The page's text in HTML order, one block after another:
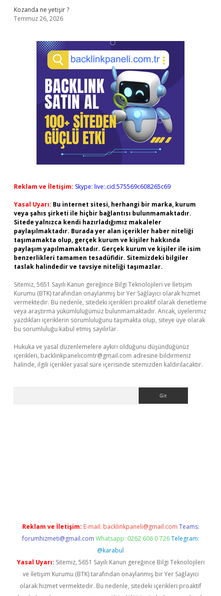
Kozanda ne yetişir ?
Temmuz 26, 2026
Reklam ve İletişim: Skype: live:.cid.575569c608265c69
Yasal Uyarı: Bu internet sitesi, herhangi bir marka, kurum
veya şahıs şirketi ile hiçbir bağlantısı bulunmamaktadır.
Sitede yalnızca kendi hazırladığımız makaleler
paylaşılmaktadır. Burada yer alan içerikler haber niteliği
taşımamakta olup, gerçek kurum ve kişiler hakkında
paylaşım yapılmamaktadır. Gerçek kurum ve kişiler ile isim
benzerlikleri tamamen tesadüfidir. Sitemizdeki bilgiler
taslak halindedir ve tavsiye niteliği taşımazlar.
Sitemiz, 5651 Sayılı Kanun gereğince Bilgi Teknolojileri ve İletişim
Kurumu (BTK) tarafından onaylanmış bir Yer Sağlayıcı olarak hizmet
vermektedir. Bu nedenle, sitedeki içerikleri proaktif olarak denetleme
veya araştırma yükümlülüğümüz bulunmamaktadır. Ancak, üyelerimiz
yazdıkları içeriklerin sorumluluğunu taşımakta olup, siteye üye olarak
bu sorumluluğu kabul etmiş sayılırlar.
Hukuka ve yasal düzenlemelere aykırı olduğunu düşündüğünüz
içerikleri, backlinkpanelicomtr@gmail.com adresine bildirmeniz
halinde, ilgili içerikler yasal süre içerisinde sitemizden kaldırılacaktır.
Reklam ve İletişim: E-mail: backlinkpaneli@gmail.com Teams:
forumhizmeti@gmail.com Whatsapp: 0262 606 0 726 Telegram:
@karabul
Yasal Uyarı: Sitemiz, 5651 Sayılı Kanun gereğince Bilgi Teknolojileri
ve İletişim Kurumu (BTK) tarafından onaylanmış bir Yer Sağlayıcı
olarak hizmet vermektedir. Bu nedenle, sitedeki içerikleri proaktif